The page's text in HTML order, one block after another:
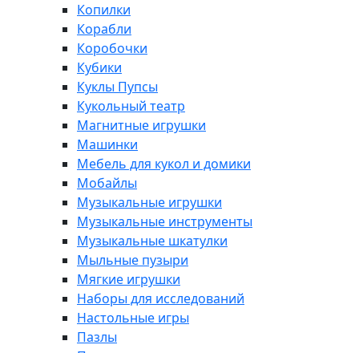
Копилки
Корабли
Коробочки
Кубики
Куклы Пупсы
Кукольный театр
Магнитные игрушки
Машинки
Мебель для кукол и домики
Мобайлы
Музыкальные игрушки
Музыкальные инструменты
Музыкальные шкатулки
Мыльные пузыри
Мягкие игрушки
Наборы для исследований
Настольные игры
Пазлы